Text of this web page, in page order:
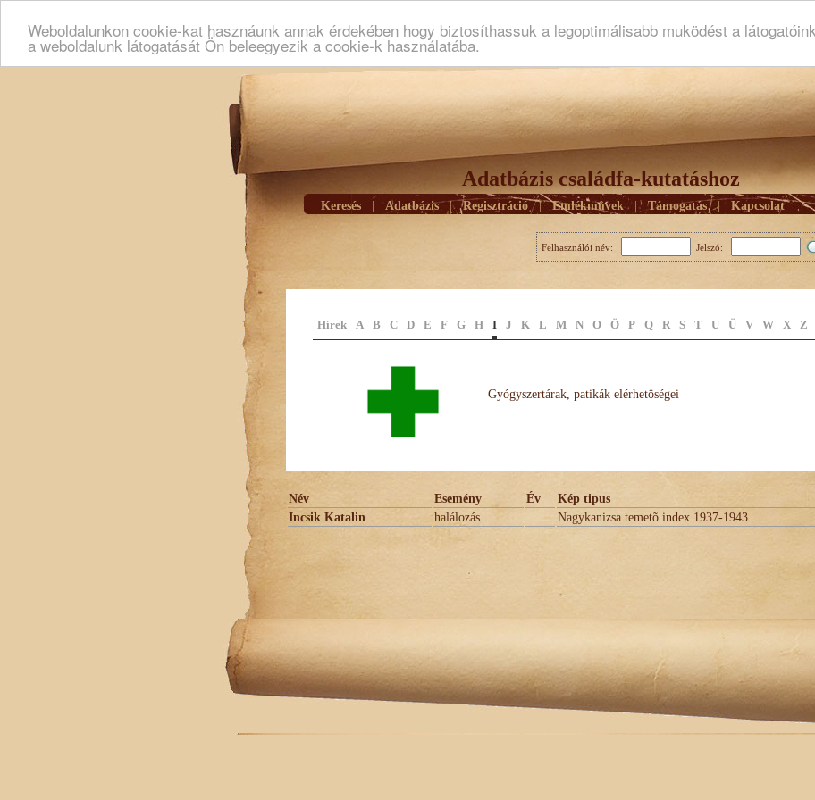
Weboldalunkon cookie-kat hasznáunk annak érdekében hogy biztosíthassuk a legoptimálisabb muködést a
a weboldalunk látogatását Ön beleegyezik a cookie-k használatába.
Adatbázis családfa-kutatáshoz
Keresés Adatbázis | Regisztráció | Emlékmûvek | Támogatás | Kapcsolat
Felhasználói név: Jelszó:
Hírek A B C D E F G H I J K L M N O Ö P Q R S T U Ü V W X Z
Gyógyszertárak, patikák elérhetöségei
Név Esemény Év
Kép tipus
Incsik Katalin
halálozás Nagykanizsa temetõ index 1937-1943